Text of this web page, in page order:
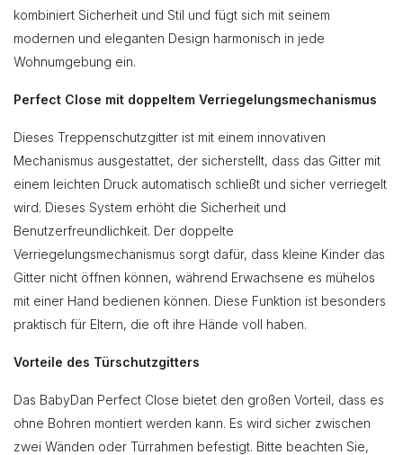
kombiniert Sicherheit und Stil und fügt sich mit seinem
modernen und eleganten Design harmonisch in jede
Wohnumgebung ein.
Perfect Close mit doppeltem Verriegelungsmechanismus
Dieses Treppenschutzgitter ist mit einem innovativen
Mechanismus ausgestattet, der sicherstellt, dass das Gitter mit
einem leichten Druck automatisch schließt und sicher verriegelt
wird. Dieses System erhöht die Sicherheit und
Benutzerfreundlichkeit. Der doppelte
Verriegelungsmechanismus sorgt dafür, dass kleine Kinder das
Gitter nicht öffnen können, während Erwachsene es mühelos
mit einer Hand bedienen können. Diese Funktion ist besonders
praktisch für Eltern, die oft ihre Hände voll haben.
Vorteile des Türschutzgitters
Das BabyDan Perfect Close bietet den großen Vorteil, dass es
ohne Bohren montiert werden kann. Es wird sicher zwischen
zwei Wänden oder Türrahmen befestigt. Bitte beachten Sie,